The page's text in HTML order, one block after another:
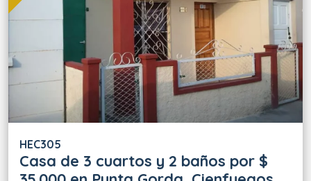
HEC305
Casa de 3 cuartos y 2 baños por $